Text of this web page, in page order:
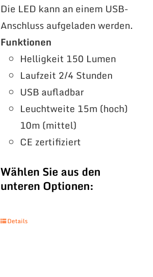
Die LED kann an einem USB-
Anschluss aufgeladen werden.
Funktionen
Helligkeit 150 Lumen
Laufzeit 2/4 Stunden
USB aufladbar
Leuchtweite 15m (hoch)
10m (mittel)
CE zertifiziert
Wählen Sie aus den
unteren Optionen:
Details